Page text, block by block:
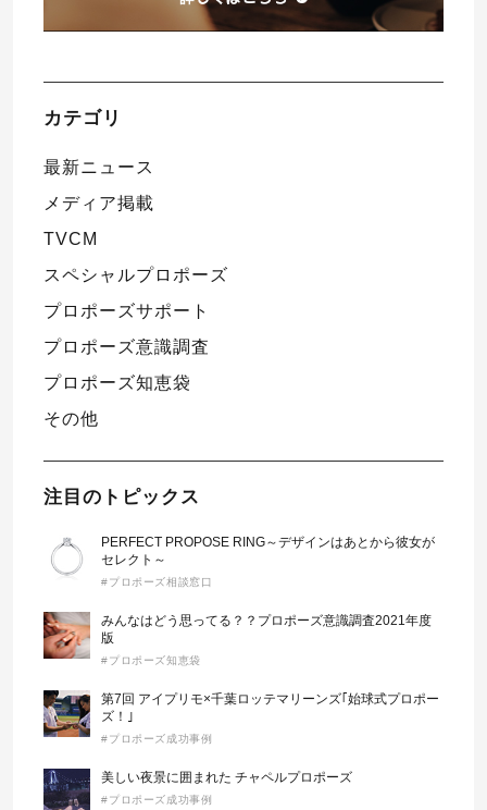
カテゴリ
最新ニュース
メディア掲載
TVCM
スペシャルプロポーズ
プロポーズサポート
プロポーズ意識調査
プロポーズ知恵袋
その他
注目のトピックス
PERFECT PROPOSE RING～デザインはあとから彼女が
セレクト～
#プロポーズ相談窓口
みんなはどう思ってる？？プロポーズ意識調査2021年度
版
#プロポーズ知恵袋
第7回 アイプリモ×千葉ロッテマリーンズ｢始球式プロポー
ズ！｣
#プロポーズ成功事例
美しい夜景に囲まれた チャペルプロポーズ
#プロポーズ成功事例